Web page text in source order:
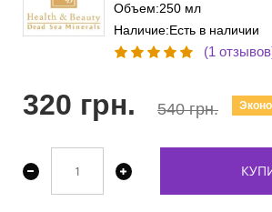
Объем:250 мл
Наличие:Есть в наличии
(1
320 грн. 540 грн.